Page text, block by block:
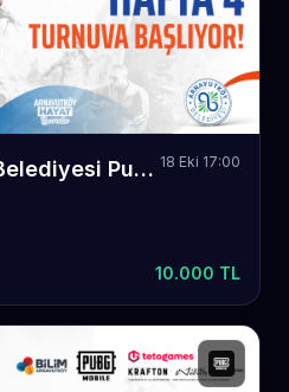
Arnavutköy Belediyesi Pubg Mobile Hafta 4 18 Eki 17:00
10.000 TL